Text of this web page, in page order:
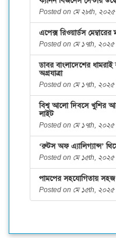
Posted on মে ২৮th, ২০২৫
এপেক্স রিওয়ার্ডস
Posted on মে ১৭th, ২০২৫
ডাবর বাংলাদেশের
অগ্রযাত্রা
Posted on মে ১৭th, ২০২৫
বিশ্ব আলো দিবসে খুশির
লাইট
Posted on মে ১৭th, ২০২৫
‘রুটস অফ এ্যালিগ্যান্স’
Posted on মে ১৫th, ২০২৫
পামপের সহযোগিতায় সহজ
Posted on মে ১৫th, ২০২৫